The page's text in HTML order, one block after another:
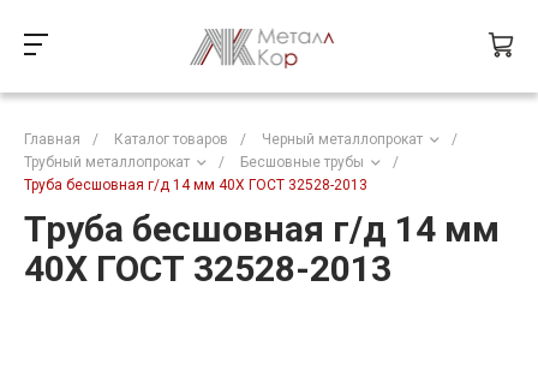
Главная / Каталог товаров / Черный металлопрокат
/
Трубный металлопрокат
/ Бесшовные трубы
/
Труба бесшовная г/д 14 мм 40Х ГОСТ 32528-2013
Труба бесшовная г/д 14 мм
40Х ГОСТ 32528-2013